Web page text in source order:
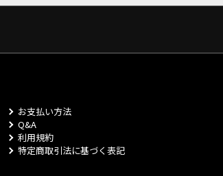
お支払い方法
Q&A
利用規約
特定商取引法に基づく表記